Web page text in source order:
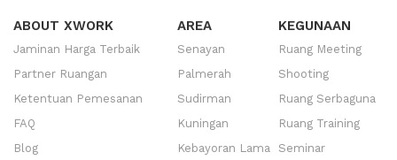
ABOUT XWORK
Jaminan Harga Terbaik
Partner Ruangan
Ketentuan Pemesanan
FAQ
Blog
AREA
Senayan
Palmerah
Sudirman
Kuningan
Kebayoran Lama
KEGUNAAN
Ruang Meeting
Shooting
Ruang Serbaguna
Ruang Training
Seminar